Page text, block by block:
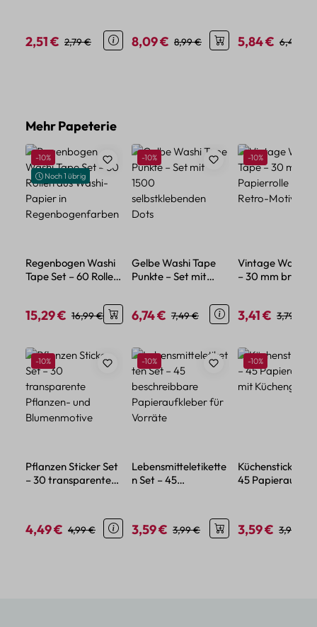
Verkaufspreis:
2,51 € Regulärer Preis:
2,79 €
Verkaufspreis:
8,09 € Regulärer Preis:
8,99 € Verkaufspreis:
5,84 € 6,49 €
Produktgalerie überspringen
Mehr Papeterie
Rabatt
-10%
Noch 1 übrig
Regenbogen Washi
Tape Set – 60 Rollen
Regenbogenfarben
Verkaufspreis:
15,29 € Regulärer Preis:
16,99 €
Rabatt
-10%
Gelbe Washi Tape
Punkte – Set mit
Dots
Verkaufspreis:
6,74 € Regulärer Preis:
7,49 €
Rabatt
-10%
Vintage Washi
– 30 mm breite
Verkaufspreis:
3,41 € 3,79 €
Produktgalerie überspringen
Rabatt
-10%
Pflanzen Sticker Set
– 30 transparente
Verkaufspreis:
4,49 € Regulärer Preis:
4,99 €
Rabatt
-10%
Lebensmitteletikette
n Set – 45
Verkaufspreis:
3,59 € Regulärer Preis:
3,99 €
Rabatt
-10%
Küchensticker
45
Verkaufspreis:
3,59 € 3,99 €